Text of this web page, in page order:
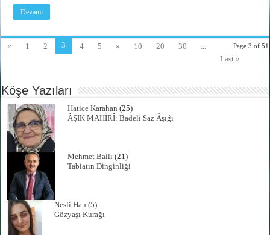
Devamı
Page 3 of 51
« 1 2 3 4 5 » 10 20 30
...
Last »
Köşe Yazıları
Hatice Karahan (25)
ÂŞIK MAHİRÎ: Badeli Saz Âşığı
Mehmet Ballı (21)
Tabiatın Dinginliği
Nesli Han (5)
Gözyaşı Kurağı